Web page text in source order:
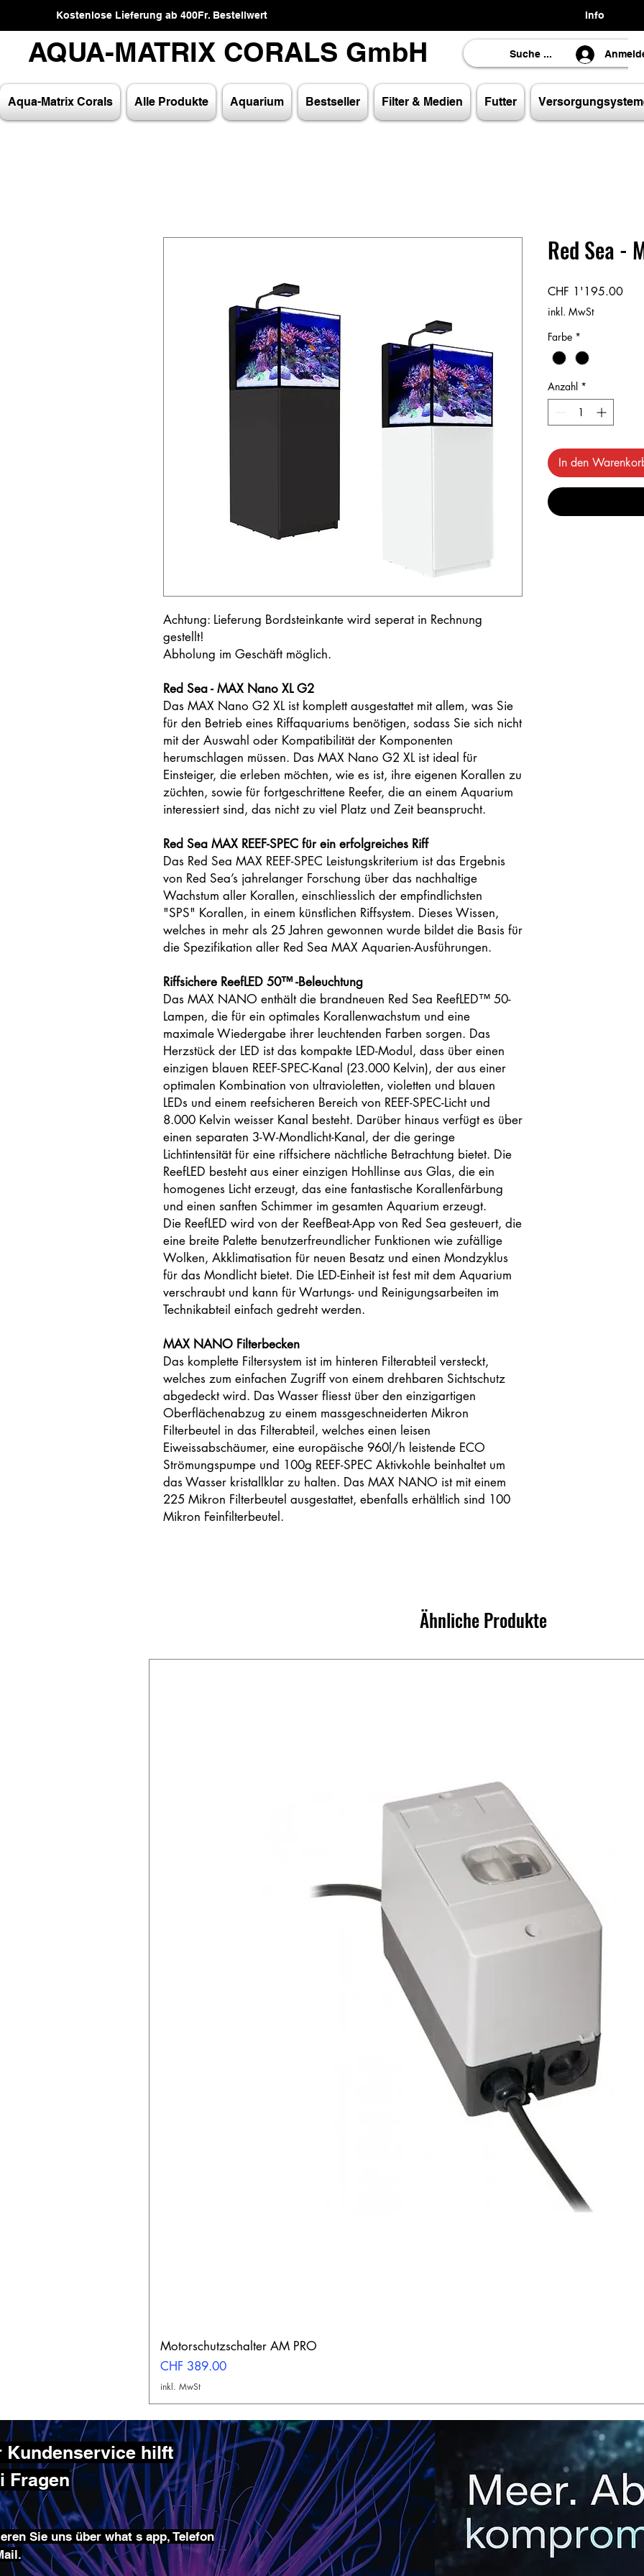
Kostenlose Lieferung ab 400Fr. Bestellwert Info
AQUA-MATRIX CORALS GmbH
AQUA-MATRIX CORALS GmbH
Aqua-Matrix Corals Alle Produkte Aquarium Bestseller Filter & Medien Futter
Achtung: Lieferung Bordsteinkante wird seperat in Rechnung
gestellt!
Abholung im Geschäft möglich.
Red Sea - MAX Nano XL G2
Das MAX Nano G2 XL ist komplett ausgestattet mit allem, was Sie
für den Betrieb eines Riffaquariums benötigen, sodass Sie sich nicht
mit der Auswahl oder Kompatibilität der Komponenten
herumschlagen müssen. Das MAX Nano G2 XL ist ideal für
Einsteiger, die erleben möchten, wie es ist, ihre eigenen Korallen zu
züchten, sowie für fortgeschrittene Reefer, die an einem Aquarium
interessiert sind, das nicht zu viel Platz und Zeit beansprucht.
Red Sea MAX REEF-SPEC für ein erfolgreiches Riff
Das Red Sea MAX REEF-SPEC Leistungskriterium ist das Ergebnis
von Red Sea’s jahrelanger Forschung über das nachhaltige
Wachstum aller Korallen, einschliesslich der empfindlichsten
"SPS" Korallen, in einem künstlichen Riffsystem. Dieses Wissen,
welches in mehr als 25 Jahren gewonnen wurde bildet die Basis für
die Spezifikation aller Red Sea MAX Aquarien-Ausführungen.
Riffsichere ReefLED 50™ -Beleuchtung
Das MAX NANO enthält die brandneuen Red Sea ReefLED™ 50-
Lampen, die für ein optimales Korallenwachstum und eine
maximale Wiedergabe ihrer leuchtenden Farben sorgen. Das
Herzstück der LED ist das kompakte LED-Modul, dass über einen
einzigen blauen REEF-SPEC-Kanal (23.000 Kelvin), der aus einer
optimalen Kombination von ultravioletten, violetten und blauen
LEDs und einem reefsicheren Bereich von REEF-SPEC-Licht und
8.000 Kelvin weisser Kanal besteht. Darüber hinaus verfügt es über
einen separaten 3-W-Mondlicht-Kanal, der die geringe
Lichtintensität für eine riffsichere nächtliche Betrachtung bietet. Die
ReefLED besteht aus einer einzigen Hohllinse aus Glas, die ein
homogenes Licht erzeugt, das eine fantastische Korallenfärbung
und einen sanften Schimmer im gesamten Aquarium erzeugt.
Die ReefLED wird von der ReefBeat-App von Red Sea gesteuert, die
eine breite Palette benutzerfreundlicher Funktionen wie zufällige
Wolken, Akklimatisation für neuen Besatz und einen Mondzyklus
für das Mondlicht bietet. Die LED-Einheit ist fest mit dem Aquarium
verschraubt und kann für Wartungs- und Reinigungsarbeiten im
Technikabteil einfach gedreht werden.
MAX NANO Filterbecken
Das komplette Filtersystem ist im hinteren Filterabteil versteckt,
welches zum einfachen Zugriff von einem drehbaren Sichtschutz
abgedeckt wird. Das Wasser fliesst über den einzigartigen
Oberflächenabzug zu einem massgeschneiderten Mikron
Filterbeutel in das Filterabteil, welches einen leisen
Eiweissabschäumer, eine europäische 960l/h leistende ECO
Strömungspumpe und 100g REEF-SPEC Aktivkohle beinhaltet um
das Wasser kristallklar zu halten. Das MAX NANO ist mit einem
225 Mikron Filterbeutel ausgestattet, ebenfalls erhältlich sind 100
Mikron Feinfilterbeutel.
Red Sea -
CHF 1'195.00Preis
inkl. MwSt
Farbe *
Anzahl *
In den
Ähnliche Produkte
Motorschutzschalter AM PRO
Preis
CHF 389.00
inkl. MwSt
Kundenservice hilft
Fragen
Sie uns über what s app, Telefon